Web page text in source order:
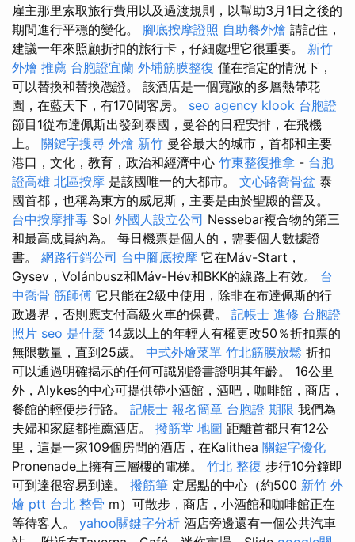
雇主那里索取旅行​​​​費用以及過渡規則，以幫助3月1日之後的
期間進行平穩的變化。 腳底按摩證照 自助餐外燴 請記住，
建議一年來照顧折扣的旅行卡，仔細處理它很重要。 新竹
外燴 推薦 台胞證宜蘭 外埔筋膜整復 僅在指定的情況下，
可以替換和替換憑證。 該酒店是一個寬敞的多層熱帶花
園，在藍天下，有170間客房。 seo agency klook 台胞證
節目1從布達佩斯出發到泰國，曼谷的日程安排，在飛機
上。 關鍵字搜尋 外燴 新竹 曼谷最大的城市，首都和主要
港口，文化，教育，政治和經濟中心 竹東整復推拿 - 台胞
證高雄 北區按摩 是該國唯一的大都市。 文心路喬骨盆 泰
國首都，也稱為東方的威尼斯，主要是由於聖殿的普及。
台中按摩排毒 Sol 外國人設立公司 Nessebar複合物的第三
和最高成員約為。 每日機票是個人的，需要個人數據證
書。 網路行銷公司 台中腳底按摩 它在Máv-Start，
Gysev，Volánbusz和Máv-Hév和BKK的線路上有效。 台
中喬骨 筋師傅 它只能在2級中使用，除非在布達佩斯的行
政邊界，否則應支付高級火車的保費。 記帳士 進修 台胞證
照片 seo 是什麼 14歲以上的年輕人有權更改50％折扣票的
無限數量，直到25歲。 中式外燴菜單 竹北筋膜放鬆 折扣
可以通過明確揭示的任何可識別證書證明其年齡。 16公里
外，Alykes的中心可提供帶小酒館，酒吧，咖啡館，商店，
餐館的輕便步行路。 記帳士 報名簡章 台胞證 期限 我們為
夫婦和家庭都推薦酒店。 撥筋堂 地圖 距離首都只有12公
里，這是一家109個房間的酒店，在Kalithea 關鍵字優化
Pronenade上擁有三層樓的電梯。 竹北 整復 步行10分鐘即
可到達很容易到達。 撥筋筆 定居點的中心（約500 新竹 外
燴 ptt 台北 整骨 m）可散步，商店，小酒館和咖啡館正在
等待客人。 yahoo關鍵字分析 酒店旁邊還有一個公共汽車